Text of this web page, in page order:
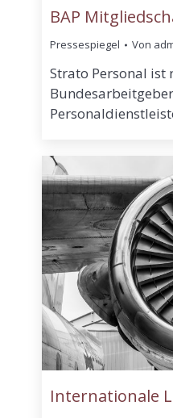
BAP
Pressespiegel Von
Strato Personal ist
Internationale